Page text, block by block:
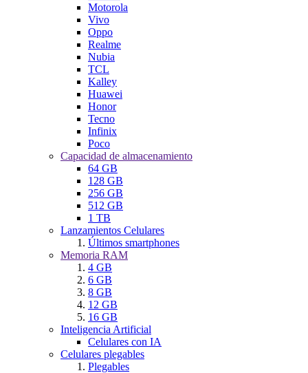
Motorola
Vivo
Oppo
Realme
Nubia
TCL
Kalley
Huawei
Honor
Tecno
Infinix
Poco
Capacidad de almacenamiento
64 GB
128 GB
256 GB
512 GB
1 TB
Lanzamientos Celulares
Últimos smartphones
Memoria RAM
4 GB
6 GB
8 GB
12 GB
16 GB
Inteligencia Artificial
Celulares con IA
Celulares plegables
Plegables